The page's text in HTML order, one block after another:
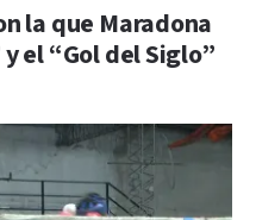
la que Maradona
el “Gol del Siglo”